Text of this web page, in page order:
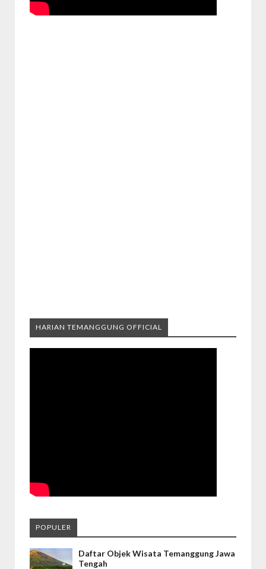
HARIAN TEMANGGUNG OFFICIAL
POPULER
Daftar Objek Wisata Temanggung Jawa
Tengah